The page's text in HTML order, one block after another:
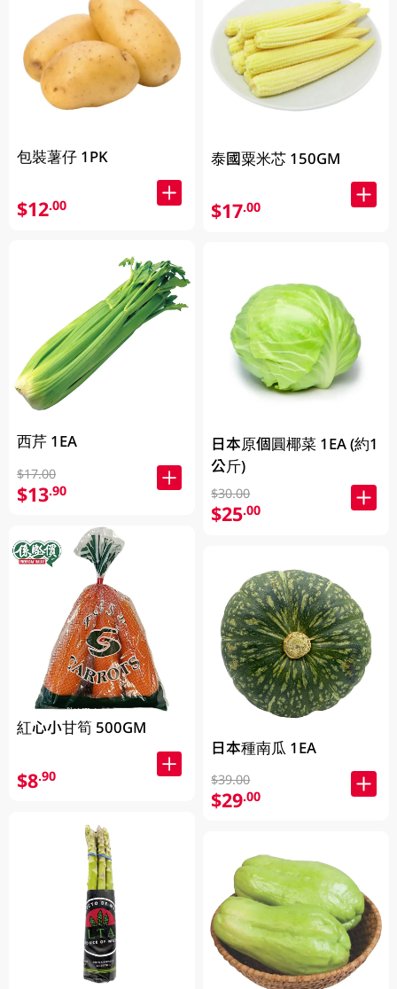
包裝薯仔 1PK
$12.00
西芹 1EA
$17.00
$13.90
紅心小甘筍 500GM
$8.90
泰國粟米芯 150GM
$17.00
日本原個圓椰菜 1EA (約1
公斤)
$30.00
$25.00
日本種南瓜 1EA
$39.00
$29.00